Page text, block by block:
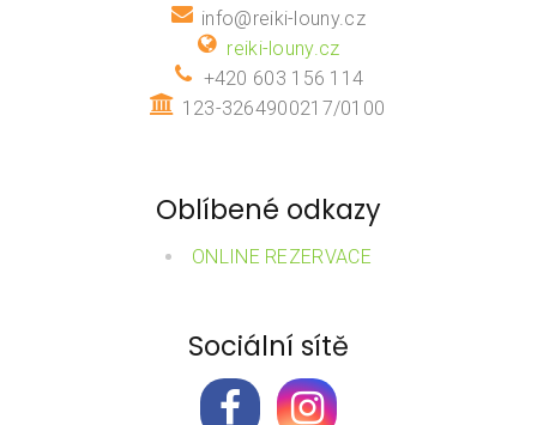
info@reiki-louny.cz
reiki-louny.cz
+420 603 156 114
123-3264900217/0100
Oblíbené odkazy
ONLINE REZERVACE
Sociální sítě